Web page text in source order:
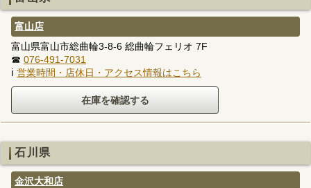
富山店
富山県富山市総曲輪3-8-6 総曲輪フェリオ 7F
☎ 076-491-7031
ℹ 営業時間・店休日・アクセス情報はこちら
石川県
金沢大和店